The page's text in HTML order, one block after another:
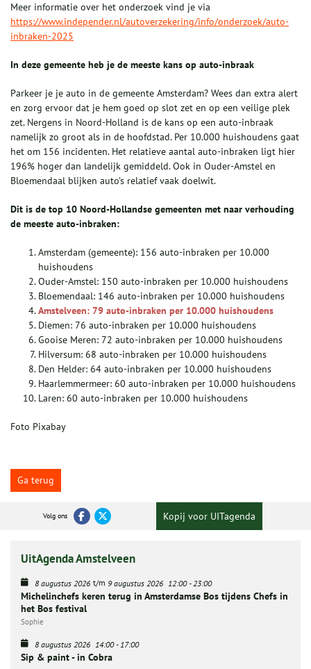
Meer informatie over het onderzoek vind je via
https://www.independer.nl/autoverzekering/info/onderzoek/auto-
inbraken-2025
In deze gemeente heb je de meeste kans op auto-inbraak
Parkeer je je auto in de gemeente Amsterdam? Wees dan extra alert
en zorg ervoor dat je hem goed op slot zet en op een veilige plek
zet. Nergens in Noord-Holland is de kans op een auto-inbraak
namelijk zo groot als in de hoofdstad. Per 10.000 huishoudens gaat
het om 156 incidenten. Het relatieve aantal auto-inbraken ligt hier
196% hoger dan landelijk gemiddeld. Ook in Ouder-Amstel en
Bloemendaal blijken auto’s relatief vaak doelwit.
Dit is de top 10 Noord-Hollandse gemeenten met naar verhouding
de meeste auto-inbraken:
Amsterdam (gemeente): 156 auto-inbraken per 10.000
huishoudens
Ouder-Amstel: 150 auto-inbraken per 10.000 huishoudens
Bloemendaal: 146 auto-inbraken per 10.000 huishoudens
Amstelveen: 79 auto-inbraken per 10.000 huishoudens
Diemen: 76 auto-inbraken per 10.000 huishoudens
Gooise Meren: 72 auto-inbraken per 10.000 huishoudens
Hilversum: 68 auto-inbraken per 10.000 huishoudens
Den Helder: 64 auto-inbraken per 10.000 huishoudens
Haarlemmermeer: 60 auto-inbraken per 10.000 huishoudens
Laren: 60 auto-inbraken per 10.000 huishoudens
Foto Pixabay
Ga terug
Volg ons Kopij voor UITagenda
UitAgenda Amstelveen
8 augustus 2026 t/m 9 augustus 2026 12:00-23:00
Michelinchefs keren terug in Amsterdamse Bos tijdens Chefs in
het Bos festival
Sophie
8 augustus 2026 14:00-17:00
Sip & paint - in Cobra